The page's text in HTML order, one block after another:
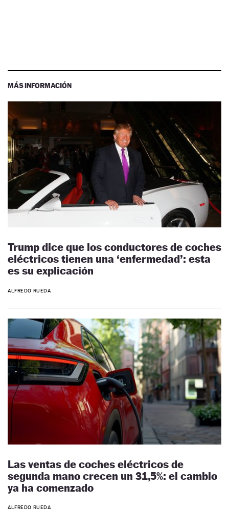
MÁS INFORMACIÓN
Trump dice que los conductores de coches
eléctricos tienen una ‘enfermedad’: esta
es su explicación
ALFREDO RUEDA
Las ventas de coches eléctricos de
segunda mano crecen un 31,5%: el cambio
ya ha comenzado
ALFREDO RUEDA